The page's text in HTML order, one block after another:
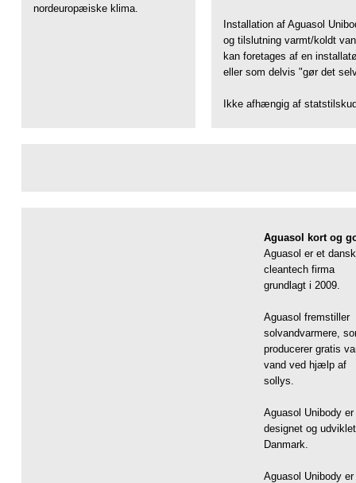
nordeuropæiske klima.
Installation af Aguasol
og tilslutning varmt/koldt
kan foretages af en
eller som delvis "gør det
Ikke afhængig af
Aguasol kort og
Aguasol er et dansk
cleantech firma
grundlagt i 2009.
Aguasol fremstiller
solvandvarmere,
producerer gratis
vand ved hjælp af
sollys.
Aguasol Unibody er
designet og
Danmark.
Aguasol Unibody er